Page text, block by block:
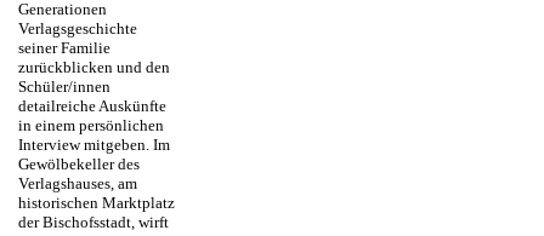
Generationen
Verlagsgeschichte
seiner Familie
zurückblicken und den
Schüler/innen
detailreiche Auskünfte
in einem persönlichen
Interview mitgeben. Im
Gewölbekeller des
Verlagshauses, am
historischen Marktplatz
der Bischofsstadt, wirft